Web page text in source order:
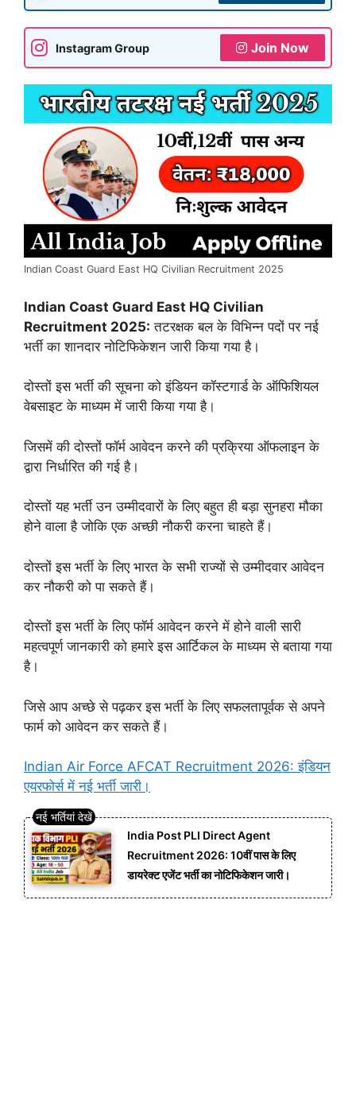
Instagram Group Join Now
Indian Coast Guard East HQ Civilian Recruitment 2025
Indian Coast Guard East HQ Civilian
Recruitment 2025: तटरक्षक बल के विभिन्न पदों पर नई
भर्ती का शानदार नोटिफिकेशन जारी किया गया है।
दोस्तों इस भर्ती की सूचना को इंडियन कॉस्टगार्ड के ऑफिशियल
वेबसाइट के माध्यम में जारी किया गया है।
जिसमें की दोस्तों फॉर्म आवेदन करने की प्रक्रिया ऑफलाइन के
द्वारा निर्धारित की गई है।
दोस्तों यह भर्ती उन उम्मीदवारों के लिए बहुत ही बड़ा सुनहरा मौका
होने वाला है जोकि एक अच्छी नौकरी करना चाहते हैं।
दोस्तों इस भर्ती के लिए भारत के सभी राज्यों से उम्मीदवार आवेदन
कर नौकरी को पा सकते हैं।
दोस्तों इस भर्ती के लिए फॉर्म आवेदन करने में होने वाली सारी
महत्वपूर्ण जानकारी को हमारे इस आर्टिकल के माध्यम से बताया गया
है।
जिसे आप अच्छे से पढ़कर इस भर्ती के लिए सफलतापूर्वक से अपने
फार्म को आवेदन कर सकते हैं।
Indian Air Force AFCAT Recruitment 2026: इंडियन
एयरफोर्स में नई भर्ती जारी।
India Post PLI Direct Agent
Recruitment 2026: 10वीं पास के लिए
डायरेक्ट एजेंट भर्ती का नोटिफिकेशन जारी।